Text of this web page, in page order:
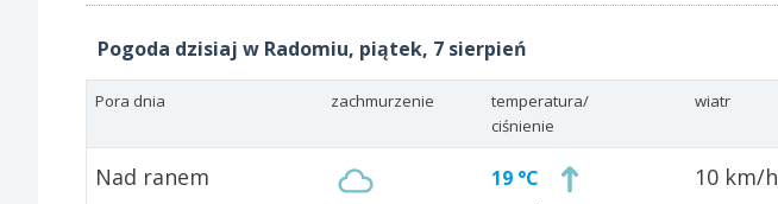
Pogoda dzisiaj w Radomiu, piątek, 7 sierpień
Pora dnia zachmurzenie
temperatura/
ciśnienie
wiatr
Nad ranem 19 °C 10 km/h